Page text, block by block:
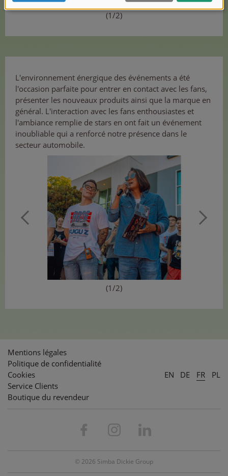
(1/2)
L'environnement énergique des événements a été
l'occasion parfaite pour entrer en contact avec les fans,
présenter les nouveaux produits ainsi que la marque en
général. L'interaction avec les fans enthousiastes et
l'ambiance remplie de stars en ont fait un événement
inoubliable qui a renforcé notre présence dans le
secteur automobile.
(1/2)
Mentions légales
Politique de confidentialité
Cookies
Service Clients
Boutique du revendeur
EN DE FR PL
© 2026 Simba Dickie Group